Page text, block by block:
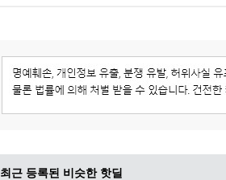
최근 등록된 비슷한 핫딜